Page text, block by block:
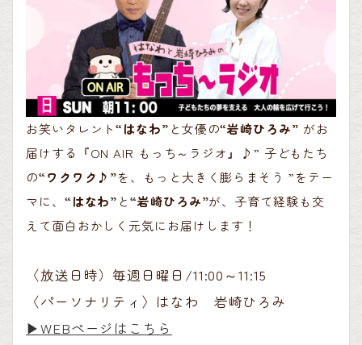
お笑いタレント“はなわ” と女優の“岩崎ひろみ” がお
届けする『ON AIR もっち～ラジオ』♪” 子どもたち
の“ワクワク♪”を、もっと大きく膨らまそう ”をテー
マに、 “はなわ” と“岩崎ひろみ”が、子育て経験も交
えて面白おかしく元気にお届けします！
〈放送日時）毎週日曜日/11:00～11:15
〈パーソナリティ〉はなわ 岩崎ひろみ
▶︎WEBページはこちら